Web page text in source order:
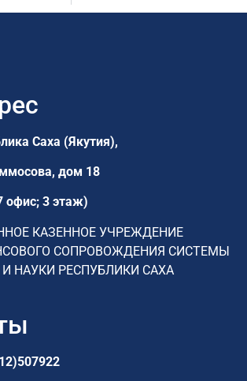
Саха (Якутия),
дом 18
офис; 3 этаж)
КАЗЕННОЕ УЧРЕЖДЕНИЕ
СОПРОВОЖДЕНИЯ СИСТЕМЫ
НАУКИ РЕСПУБЛИКИ САХА